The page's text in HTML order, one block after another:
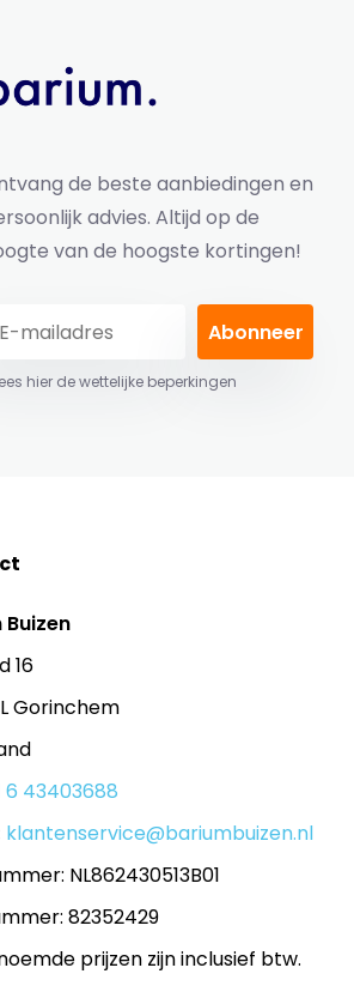
de beste aanbiedingen en
advies. Altijd op de
van de hoogste kortingen!
Abonneer
hier de wettelijke beperkingen
Buizen
16
Gorinchem
6 43403688
klantenservice@bariumbuizen.nl
NL862430513B01
82352429
prijzen zijn inclusief btw.